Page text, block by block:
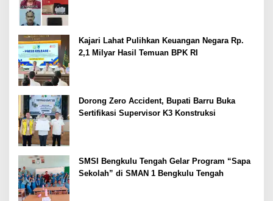
Kajari Lahat Pulihkan Keuangan Negara Rp.
2,1 Milyar Hasil Temuan BPK RI
Dorong Zero Accident, Bupati Barru Buka
Sertifikasi Supervisor K3 Konstruksi
SMSI Bengkulu Tengah Gelar Program “Sapa
Sekolah” di SMAN 1 Bengkulu Tengah